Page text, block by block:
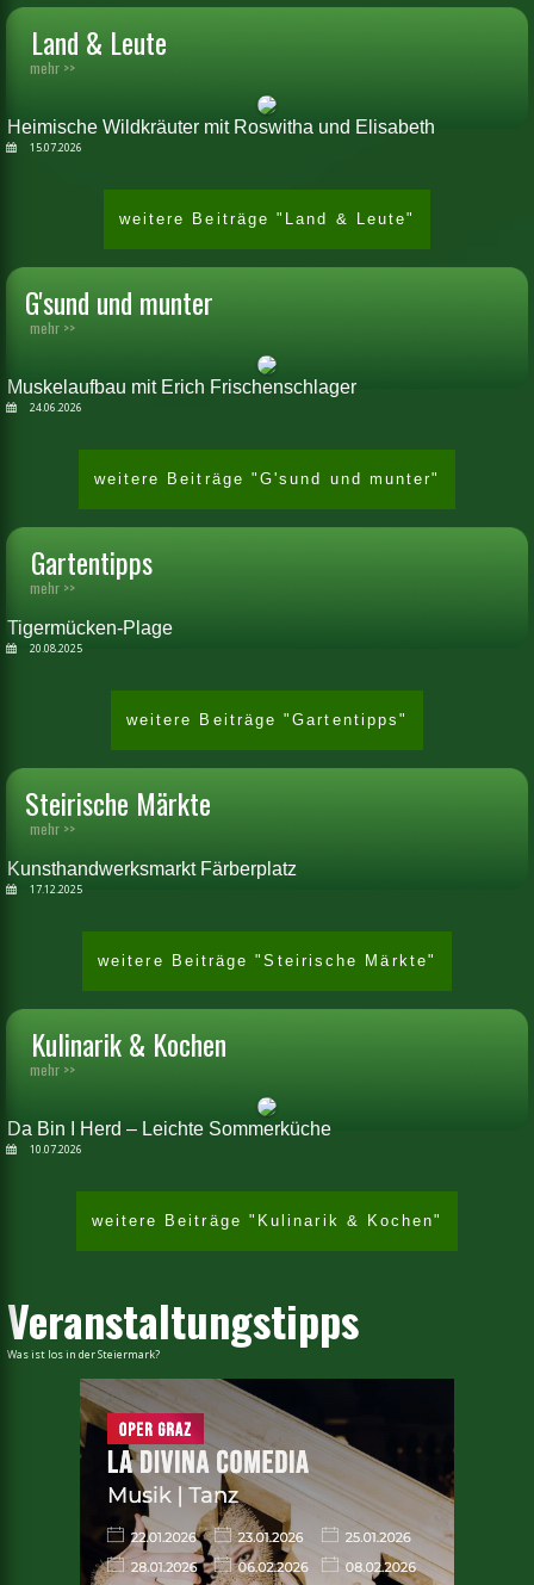
Land & Leute
mehr >>
Heimische Wildkräuter mit Roswitha und Elisabeth
15.07.2026
weitere Beiträge "Land & Leute"
G'sund und munter
mehr >>
Muskelaufbau mit Erich Frischenschlager
24.06.2026
weitere Beiträge "G'sund und munter"
Gartentipps
mehr >>
Tigermücken-Plage
20.08.2025
weitere Beiträge "Gartentipps"
Steirische Märkte
mehr >>
Kunsthandwerksmarkt Färberplatz
17.12.2025
weitere Beiträge "Steirische Märkte"
Kulinarik & Kochen
mehr >>
Da Bin I Herd – Leichte Sommerküche
10.07.2026
weitere Beiträge "Kulinarik & Kochen"
Veranstaltungstipps
Was ist los in der Steiermark?